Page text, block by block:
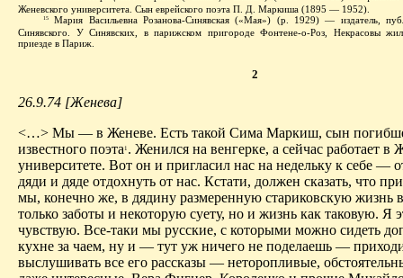
Женевского университета. Сын еврейского поэта П. Д. Маркиша (1895 — 1952).
15
Мария Васильевна Розанова-Синявская («Мая») (р. 1929) — издатель,
Синявского. У Синявских, в парижском пригороде Фонтене-о-Роз, Некрасовы
приезде в Париж.
2
26.9.74 [Женева]
<…> Мы — в Женеве. Есть такой Сима Маркиш, сын
известного поэта 1 . Женился на венгерке, а сейчас работает в
университете. Вот он и пригласил нас на недельку к себе —
дяди и дяде отдохнуть от нас. Кстати, должен сказать, что
мы, конечно же, в дядину размеренную стариковскую жизнь
только заботы и некоторую суету, но и жизнь как таковую. Я
чувствую. Все-таки мы русские, с которыми можно сидеть
кухне за чаем, ну и — тут уж ничего не поделаешь —
выслушивать все его рассказы — неторопливые,